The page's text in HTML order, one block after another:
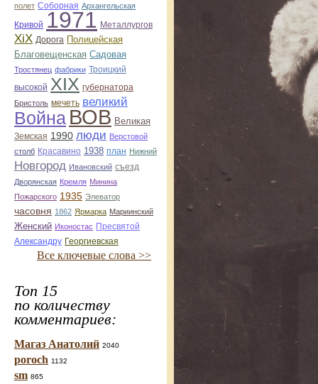
полет Соборная Архангельская
Кривой 1971 Металлургов
ХiХ Дорога Полицейская
Благовещенская Садовая
Тростянец фабрики Троицкий
высокой ХІХ губернатора
Бристоль мечеть великий
Война ВОВ Великая
Земская 1990 люди Верстовой
столб Красавино 1938 план Нижний
Новгород Ивановский съезд
Дворянская Кремля Минина
Пожарского 1935 Элеватор
часовня 1862 Ярмарка Мариинский
Женский Иконостас Пресвятой
Александру Георгиевская
Все ключевые слова >>
Топ 15
по количеству
комментариев:
Магаз Анатолий 2040
poroch 1132
sm 865